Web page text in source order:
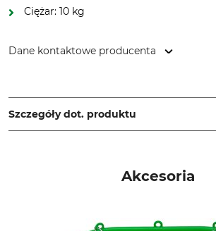
Ciężar: 10 kg
Dane kontaktowe producenta
Everswinkel, Germany, www.kiepenkerl.de
Szczegóły dot. produktu
Akcesoria